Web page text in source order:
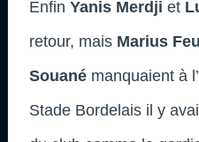
Enfin Yanis Merdji et
retour, mais Marius
Souané manquaient à
Stade Bordelais il y